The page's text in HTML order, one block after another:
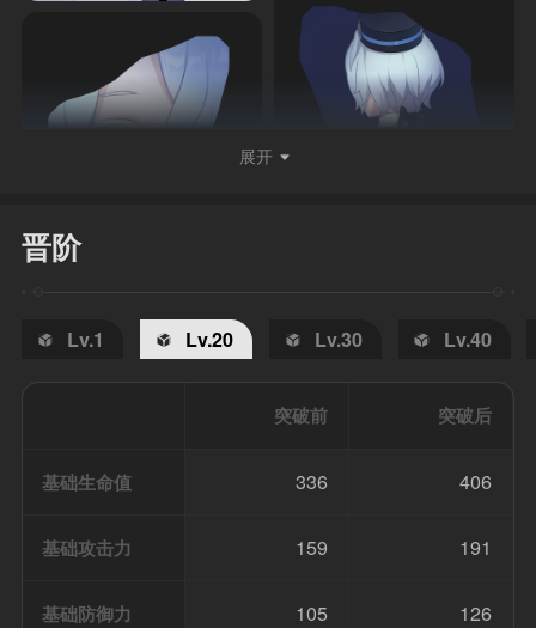
展开
晋阶
Lv.1 Lv.20 Lv.30 Lv.40
突破前 突破后
基础生命值 336 406
基础攻击力 159 191
基础防御力 105 126